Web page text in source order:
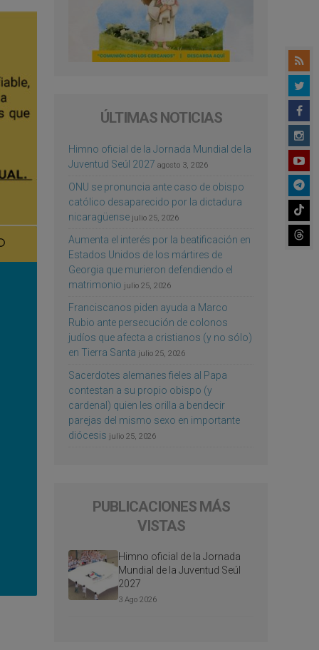
ÚLTIMAS NOTICIAS
Himno oficial de la Jornada Mundial de la
Juventud Seúl 2027 agosto 3, 2026
ONU se pronuncia ante caso de obispo
católico desaparecido por la dictadura
nicaragüense julio 25, 2026
Aumenta el interés por la beatificación en
Estados Unidos de los mártires de
Georgia que murieron defendiendo el
matrimonio julio 25, 2026
Franciscanos piden ayuda a Marco
Rubio ante persecución de colonos
judíos que afecta a cristianos (y no sólo)
en Tierra Santa julio 25, 2026
Sacerdotes alemanes fieles al Papa
contestan a su propio obispo (y
cardenal) quien les orilla a bendecir
parejas del mismo sexo en importante
diócesis julio 25, 2026
PUBLICACIONES MÁS
VISTAS
Himno oficial de la Jornada
Mundial de la Juventud Seúl
2027
3 Ago 2026